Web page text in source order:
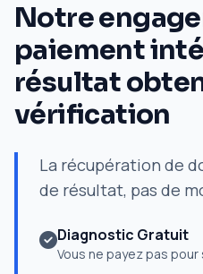
Notre
paiement
résultat
vérification
La récupération de
de résultat, pas de
Diagnostic Gratuit
Vous ne payez pas